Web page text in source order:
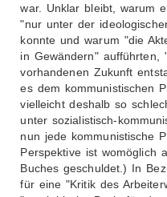
war. Unklar bleibt, warum
"nur unter der
konnte und warum "die
in Gewändern" aufführten,
vorhandenen Zukunft
es dem kommunistischen
vielleicht deshalb so
unter sozialistisch-
nun jede kommunistische
Perspektive ist womöglich
Buches geschuldet.) In
für eine "Kritik des